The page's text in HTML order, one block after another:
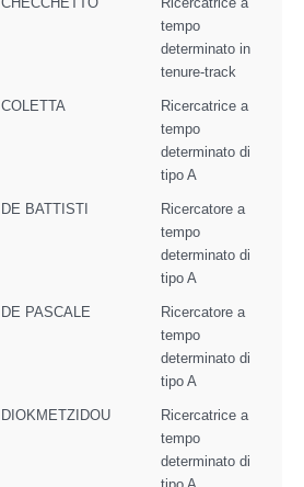
CHECCHETTO
Ricercatrice a
tempo
determinato in
tenure-track
COLETTA
Ricercatrice a
tempo
determinato di
tipo A
DE BATTISTI
Ricercatore a
tempo
determinato di
tipo A
DE PASCALE
Ricercatore a
tempo
determinato di
tipo A
DIOKMETZIDOU
Ricercatrice a
tempo
determinato di